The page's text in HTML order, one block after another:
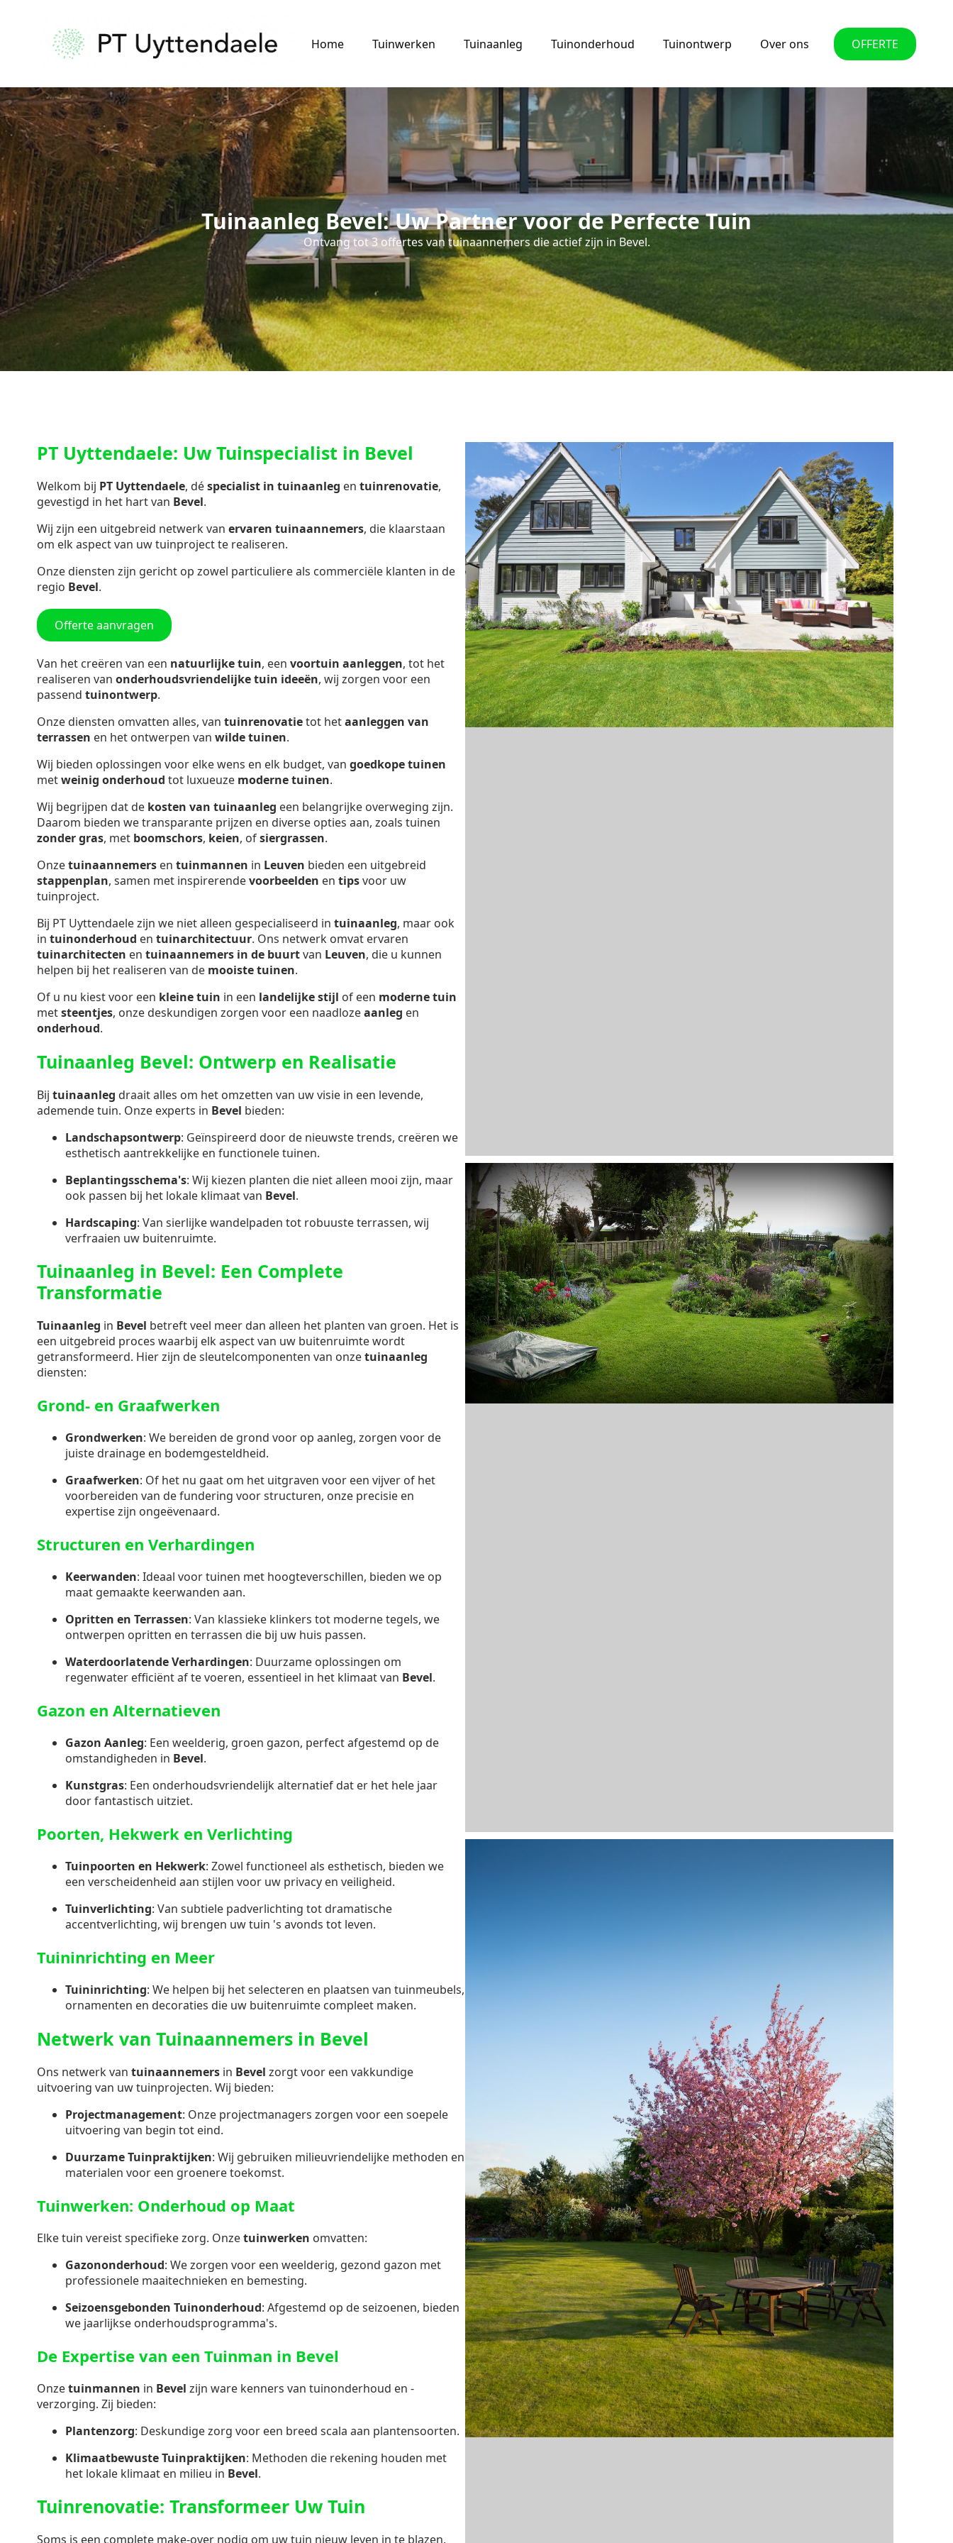
Home Tuinwerken Tuinaanleg Tuinonderhoud Tuinontwerp Over ons OFFERTE
Tuinaanleg Bevel: Uw Partner voor de Perfecte Tuin
Ontvang tot 3 offertes van tuinaannemers die actief zijn in Bevel.
PT Uyttendaele: Uw Tuinspecialist in Bevel
Welkom bij PT Uyttendaele, déspecialist in tuinaanleg en tuinrenovatie,
gevestigd in het hart van Bevel.
Wij zijn een uitgebreid netwerk van ervaren tuinaannemers, die klaarstaan
om elk aspect van uw tuinproject te realiseren.
Onze diensten zijn gericht op zowel particuliere als commerciële klanten in de
regio Bevel.
Offerte aanvragen
Van het creëren van een natuurlijke tuin, een voortuin aanleggen, tot het
realiseren van onderhoudsvriendelijke tuin ideeën, wij zorgen voor een
passend tuinontwerp.
Onze diensten omvatten alles, van tuinrenovatietot hetaanleggen van
terrassen en het ontwerpen van wilde tuinen.
Wij bieden oplossingen voor elke wens en elk budget, van goedkope tuinen
metweinig onderhoud tot luxueuze moderne tuinen.
Wij begrijpen dat de kosten van tuinaanleg een belangrijke overweging zijn.
Daarom bieden we transparante prijzen en diverse opties aan, zoals tuinen
zonder gras, met boomschors, keien, ofsiergrassen.
Onzetuinaannemers en tuinmannen in Leuven bieden een uitgebreid
stappenplan, samen met inspirerendevoorbeelden en tipsvoor uw
tuinproject.
Bij PT Uyttendaele zijn we niet alleen gespecialiseerd in tuinaanleg, maar ook
in tuinonderhoud en tuinarchitectuur. Ons netwerk omvat ervaren
tuinarchitecten en tuinaannemers in de buurtvan Leuven, die u kunnen
helpen bij het realiseren van de mooiste tuinen.
Of u nu kiest voor een kleine tuin in een landelijke stijl of een moderne tuin
metsteentjes, onze deskundigen zorgen voor een naadlozeaanleg en
onderhoud.
Tuinaanleg Bevel: Ontwerp en Realisatie
Bij tuinaanleg draait alles om het omzetten van uw visie in een levende,
ademende tuin. Onze experts in Bevel bieden:
Landschapsontwerp: Geïnspireerd door de nieuwste trends, creëren we
esthetisch aantrekkelijke en functionele tuinen.
Beplantingsschema's: Wij kiezen planten die niet alleen mooi zijn, maar
ook passen bij het lokale klimaat van Bevel.
Hardscaping: Van sierlijke wandelpaden tot robuuste terrassen, wij
verfraaien uw buitenruimte.
Tuinaanleg in Bevel: Een Complete
Transformatie
Tuinaanleg in Bevel betreft veel meer dan alleen het planten van groen. Het is
een uitgebreid proces waarbij elk aspect van uw buitenruimte wordt
getransformeerd. Hier zijn de sleutelcomponenten van onzetuinaanleg
diensten:
Grond- en Graafwerken
Grondwerken: We bereiden de grond voor op aanleg, zorgen voor de
juiste drainage en bodemgesteldheid.
Graafwerken: Of het nu gaat om het uitgraven voor een vijver of het
voorbereiden van de fundering voor structuren, onze precisie en
expertise zijn ongeëvenaard.
Structuren en Verhardingen
Keerwanden: Ideaal voor tuinen met hoogteverschillen, bieden we op
maat gemaakte keerwanden aan.
Opritten en Terrassen: Van klassieke klinkers tot moderne tegels, we
ontwerpen opritten en terrassen die bij uw huis passen.
Waterdoorlatende Verhardingen: Duurzame oplossingen om
regenwater efficiënt af te voeren, essentieel in het klimaat van Bevel.
Gazon en Alternatieven
Gazon Aanleg: Een weelderig, groen gazon, perfect afgestemd op de
omstandigheden in Bevel.
Kunstgras: Een onderhoudsvriendelijk alternatief dat er het hele jaar
door fantastisch uitziet.
Poorten, Hekwerk en Verlichting
Tuinpoorten en Hekwerk: Zowel functioneel als esthetisch, bieden we
een verscheidenheid aan stijlen voor uw privacy en veiligheid.
Tuinverlichting: Van subtiele padverlichting tot dramatische
accentverlichting, wij brengen uw tuin 's avonds tot leven.
Tuininrichting en Meer
Tuininrichting: We helpen bij het selecteren en plaatsen van tuinmeubels,
ornamenten en decoraties die uw buitenruimte compleet maken.
Netwerk van Tuinaannemers in Bevel
Ons netwerk van tuinaannemers in Bevel zorgt voor een vakkundige
uitvoering van uw tuinprojecten. Wij bieden:
Projectmanagement: Onze projectmanagers zorgen voor een soepele
uitvoering van begin tot eind.
Duurzame Tuinpraktijken: Wij gebruiken milieuvriendelijke methoden en
materialen voor een groenere toekomst.
Tuinwerken: Onderhoud op Maat
Elke tuin vereist specifieke zorg. Onzetuinwerken omvatten:
Gazononderhoud: We zorgen voor een weelderig, gezond gazon met
professionele maaitechnieken en bemesting.
Seizoensgebonden Tuinonderhoud: Afgestemd op de seizoenen, bieden
we jaarlijkse onderhoudsprogramma's.
De Expertise van een Tuinman in Bevel
Onzetuinmannen in Bevel zijn ware kenners van tuinonderhoud en -
verzorging. Zij bieden:
Plantenzorg: Deskundige zorg voor een breed scala aan plantensoorten.
Klimaatbewuste Tuinpraktijken: Methoden die rekening houden met
het lokale klimaat en milieu in Bevel.
Tuinrenovatie: Transformeer Uw Tuin
Soms is een complete make-over nodig om uw tuin nieuw leven in te blazen.